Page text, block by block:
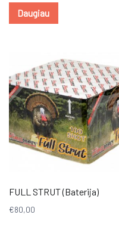
Daugiau
FULL STRUT (Baterija)
€80,00